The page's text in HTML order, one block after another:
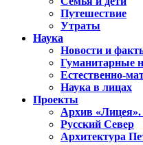
Путешествие
Утраты
Наука
Новости и
Гуманитарные
Естественно-
Наука в лицах
Проекты
Архив
Русский Север
Архитектура